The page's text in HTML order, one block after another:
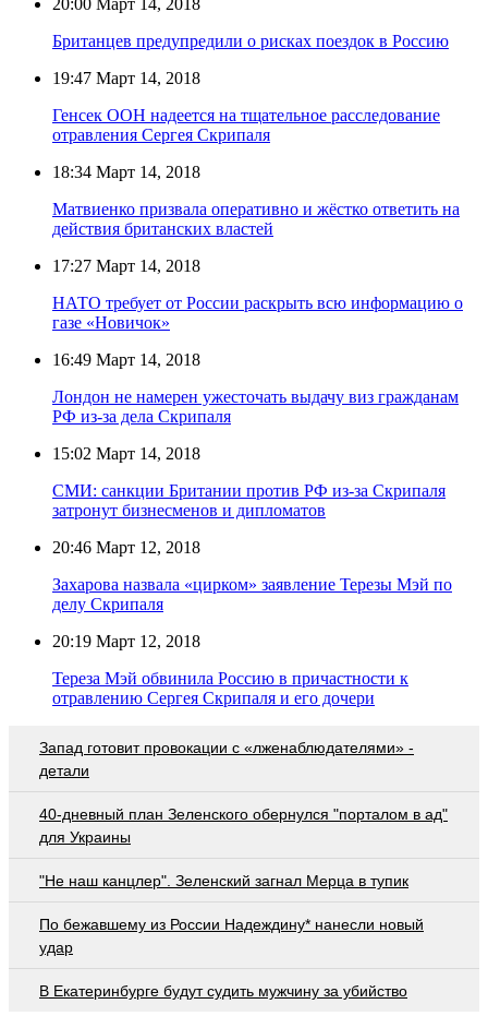
Британцев предупредили о рисках поездок в Россию
19:47 Март 14, 2018
Генсек ООН надеется на тщательное расследование
отравления Сергея Скрипаля
18:34 Март 14, 2018
Матвиенко призвала оперативно и жёстко ответить на
действия британских властей
17:27 Март 14, 2018
НАТО требует от России раскрыть всю информацию о
газе «Новичок»
16:49 Март 14, 2018
Лондон не намерен ужесточать выдачу виз гражданам
РФ из-за дела Скрипаля
15:02 Март 14, 2018
СМИ: санкции Британии против РФ из-за Скрипаля
затронут бизнесменов и дипломатов
20:46 Март 12, 2018
Захарова назвала «цирком» заявление Терезы Мэй по
делу Скрипаля
20:19 Март 12, 2018
Тереза Мэй обвинила Россию в причастности к
отравлению Сергея Скрипаля и его дочери
Запад готовит провокации с «лженаблюдателями» -
детали
40-дневный план Зеленского обернулся "порталом в ад"
для Украины
"Не наш канцлер". Зеленский загнал Мерца в тупик
По бежавшему из России Надеждину* нанесли новый
удар
В Екатеринбурге будут судить мужчину за убийство